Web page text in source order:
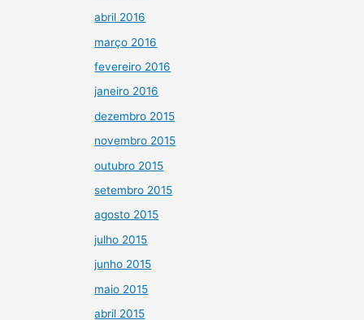
abril 2016
março 2016
fevereiro 2016
janeiro 2016
dezembro 2015
novembro 2015
outubro 2015
setembro 2015
agosto 2015
julho 2015
junho 2015
maio 2015
abril 2015